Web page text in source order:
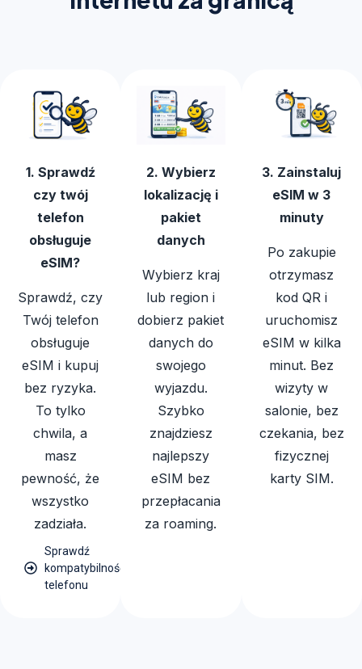
1. Sprawdź
czy twój
telefon
obsługuje
eSIM?
Sprawdź, czy
Twój telefon
obsługuje
eSIM i kupuj
bez ryzyka.
To tylko
chwila, a
masz
pewność, że
wszystko
zadziała.
Sprawdź
kompatybilność
telefonu
2. Wybierz
lokalizację i
pakiet
danych
Wybierz kraj
lub region i
dobierz pakiet
danych do
swojego
wyjazdu.
Szybko
znajdziesz
najlepszy
eSIM bez
przepłacania
za roaming.
3. Zainstaluj
eSIM w 3
minuty
Po zakupie
otrzymasz
kod QR i
uruchomisz
eSIM w kilka
minut. Bez
wizyty w
salonie, bez
czekania, bez
fizycznej
karty SIM.